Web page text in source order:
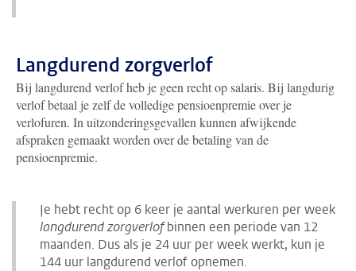
Langdurend zorgverlof
Bij langdurend verlof heb je geen recht op salaris. Bij langdurig
verlof betaal je zelf de volledige pensioenpremie over je
verlofuren. In uitzonderingsgevallen kunnen afwijkende
afspraken gemaakt worden over de betaling van de
pensioenpremie.
Je hebt recht op 6 keer je aantal werkuren per week
langdurend zorgverlofbinnen een periode van 12
maanden. Dus als je 24 uur per week werkt, kun je
144 uur langdurend verlof opnemen.